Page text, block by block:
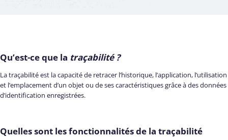
Qu’est-ce que la traçabilité ?
La traçabilité est la capacité de retracer l’historique, l’application, l’utilisation
et l’emplacement d’un objet ou de ses caractéristiques grâce à des données
d’identification enregistrées.
Quelles sont les fonctionnalités de la traçabilité